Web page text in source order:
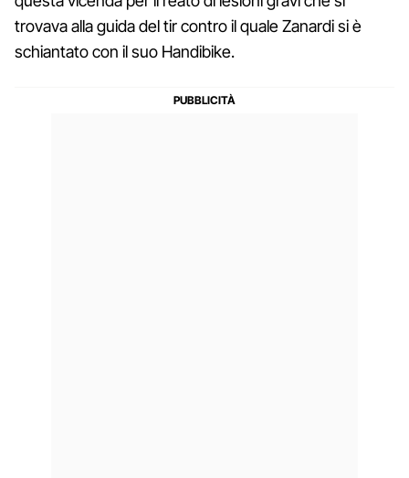
trovava alla guida del tir contro il quale Zanardi si è
schiantato con il suo Handibike.